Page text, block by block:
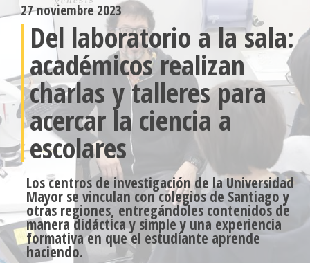
27 noviembre 2023
Del laboratorio a la sala:
académicos realizan
charlas y talleres para
acercar la ciencia a
escolares
Los centros de investigación de la Universidad
Mayor se vinculan con colegios de Santiago y
otras regiones, entregándoles contenidos de
manera didáctica y simple y una experiencia
formativa en que el estudiante aprende
haciendo.